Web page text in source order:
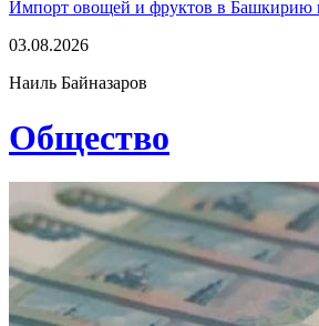
Импорт овощей и фруктов в Башкирию
03.08.2026
Наиль Байназаров
Общество